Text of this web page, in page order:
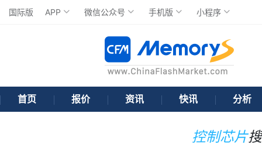
国际版 APP 微信公众号 手机版 小程序
首页 报价 资讯 快讯 分析
控制芯片